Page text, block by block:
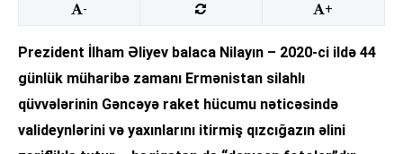
- +
Prezident İlham Əliyev balaca Nilayın – 2020-ci ildə 44
günlük müharibə zamanı Ermənistan silahlı
qüvvələrinin Gəncəyə raket hücumu nəticəsində
valideynlərini və yaxınlarını itirmiş qızcığazın əlini